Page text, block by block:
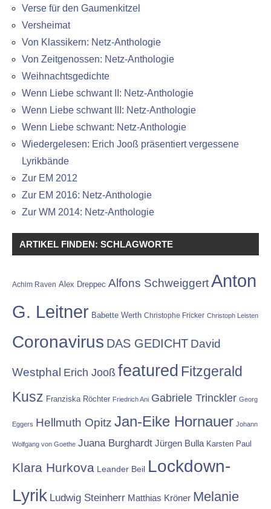
Verse für den Gaumenkitzel
Versheimat
Von Klassikern: Netz-Anthologie
Von Zeitgenossen: Netz-Anthologie
Weihnachtsgedichte
Wenn Liebe schwant II: Netz-Anthologie
Wenn Liebe schwant III: Netz-Anthologie
Wenn Liebe schwant: Netz-Anthologie
Wiedergelesen: Erich Jooß präsentiert vergessene
Lyrikbände
Zur EM 2012
Zur EM 2016: Netz-Anthologie
Zur WM 2014: Netz-Anthologie
ARTIKEL FINDEN: SCHLAGWORTE
Achim Raven Alex Dreppec Alfons SchweiggertAnton
G. Leitner Babette Werth Christophe Fricker Christoph Leisten
Coronavirus DAS GEDICHT David
Westphal Erich Jooß featured Fitzgerald
Kusz Franziska Röchter Friedrich Ani Gabriele Trinckler Georg
Eggers Hellmuth Opitz Jan-Eike Hornauer Johann
Wolfgang von Goethe Juana Burghardt Jürgen Bulla Karsten Paul
Klara Hurkova Leander Beil Lockdown-
Lyrik Ludwig Steinherr Matthias Kröner Melanie